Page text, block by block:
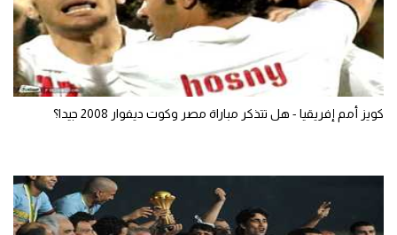
كويز أمم إفريقيا - هل تتذكر مباراة مصر وكوت ديفوار 2008 جيدا؟